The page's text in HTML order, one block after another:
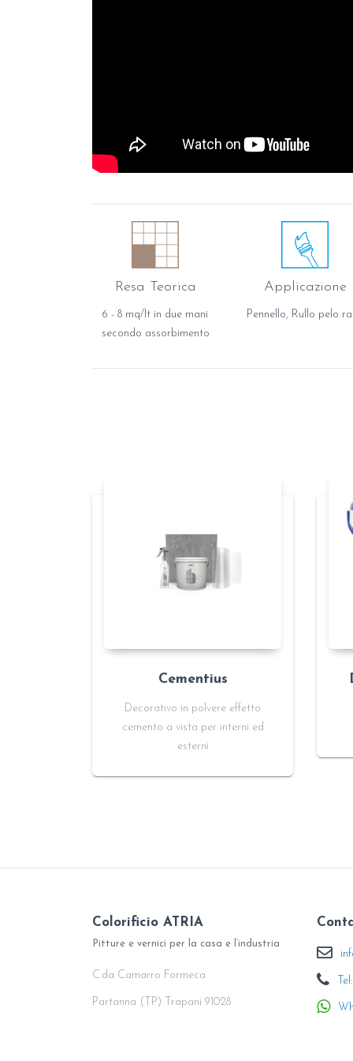
Resa Teorica
6 - 8 mq/lt in due mani
secondo assorbimento
Applicazione
Pennello, Rullo pelo
Cementius
Decorativo in polvere effetto
cemento a vista per interni ed
esterni
Colorificio ATRIA
Pitture e vernici per la casa e l’industria
C.da Camarro Formeca
Partanna (TP) Trapani 91028